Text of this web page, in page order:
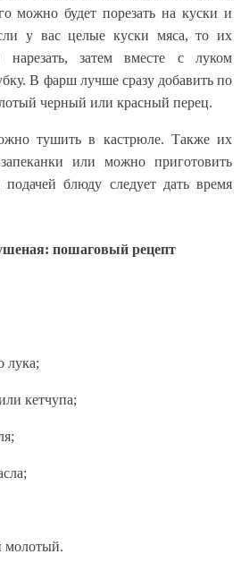
можно будет порезать на куски и
у вас целые куски мяса, то их
нарезать, затем вместе с луком
В фарш лучше сразу добавить по
черный или красный перец.
тушить в кастрюле. Также их
или можно приготовить
блюду следует дать время
пошаговый рецепт
лука;
кетчупа;
молотый.